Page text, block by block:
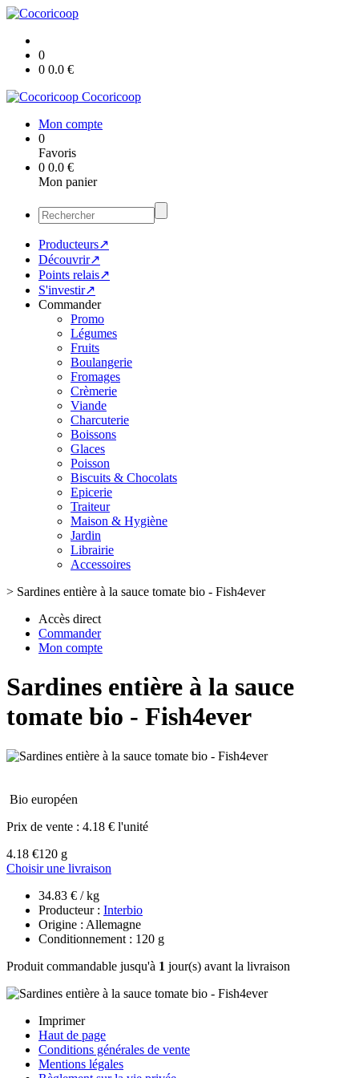
0
0 0.0 €
Cocoricoop
Mon compte
0
Favoris
0 0.0 €
Mon panier
Producteurs↗
Découvrir↗
Points relais↗
S'investir↗
Commander
Promo
Légumes
Fruits
Boulangerie
Fromages
Crèmerie
Viande
Charcuterie
Boissons
Glaces
Poisson
Biscuits & Chocolats
Epicerie
Traiteur
Maison & Hygiène
Jardin
Librairie
Accessoires
> Sardines entière à la sauce tomate bio - Fish4ever
Accès direct
Commander
Mon compte
Sardines entière à la sauce
tomate bio - Fish4ever
Bio européen
Prix de vente : 4.18 € l'unité
4.18 €120 g
Choisir une livraison
34.83 € / kg
Producteur : Interbio
Origine : Allemagne
Conditionnement : 120 g
Produit commandable jusqu'à 1 jour(s) avant la livraison
Imprimer
Haut de page
Conditions générales de vente
Mentions légales